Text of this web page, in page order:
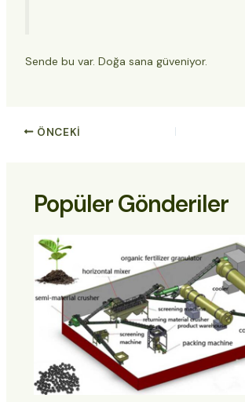
Sende bu var. Doğa sana güveniyor.
ÖNCEKI
Popüler Gönderiler